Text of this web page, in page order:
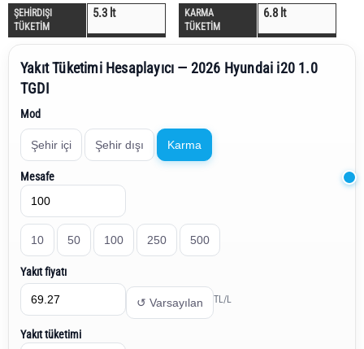
ŞEHİRDIŞI
TÜKETİM
5.3 lt
KARMA
TÜKETİM
6.8 lt
Yakıt Tüketimi Hesaplayıcı — 2026 Hyundai i20 1.0
TGDI
Mod
Şehir içi Şehir dışı Karma
Mesafe
10 50 100 250 500
Yakıt fiyatı
↺ Varsayılan TL/L
Yakıt tüketimi